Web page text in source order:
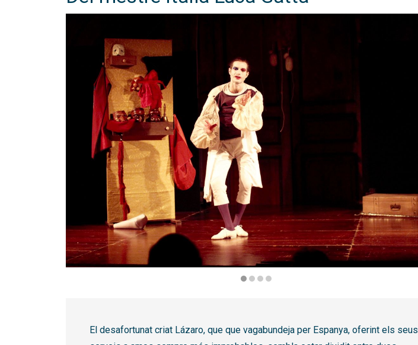
El desafortunat criat Lázaro, que que vagabundeja per Espanya, oferint els seus